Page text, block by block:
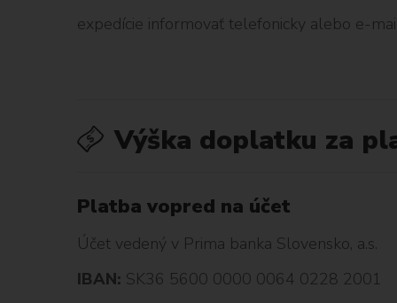
expedície informovať telefonicky alebo e-
Výška doplatku za
Platba vopred na účet
Účet vedený v Prima banka Slovensko, a.s.
IBAN: SK36 5600 0000 0064 0228 2001